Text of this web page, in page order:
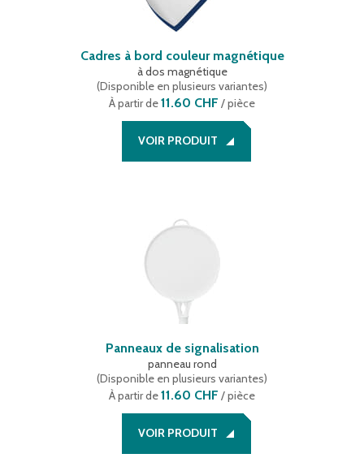
Cadres à bord couleur magnétique
à dos magnétique
(Disponible en plusieurs variantes)
À partir de11.60 CHF / pièce
VOIR PRODUIT
Panneaux de signalisation
panneau rond
(Disponible en plusieurs variantes)
À partir de11.60 CHF / pièce
VOIR PRODUIT